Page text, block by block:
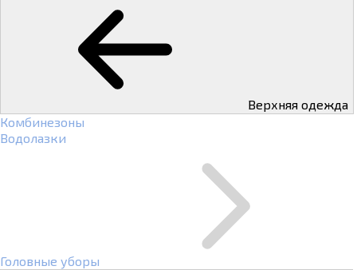
Верхняя одежда
Комбинезоны
Водолазки
Головные уборы